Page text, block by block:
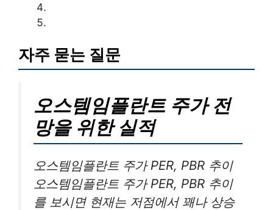
자주 묻는 질문
오스템임플란트 주가 전
망을 위한 실적
오스템임플란트 주가 PER, PBR 추이
오스템임플란트 주가 PER, PBR 추이
를 보시면 현재는 저점에서 꽤나 상승